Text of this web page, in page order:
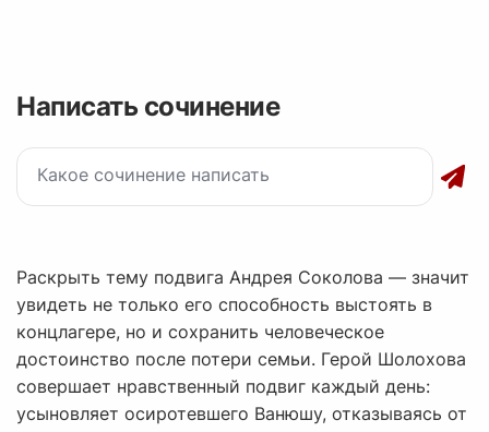
Написать сочинение
Раскрыть тему подвига Андрея Соколова — значит
увидеть не только его способность выстоять в
концлагере, но и сохранить человеческое
достоинство после потери семьи. Герой Шолохова
совершает нравственный подвиг каждый день:
усыновляет осиротевшего Ванюшу, отказываясь от